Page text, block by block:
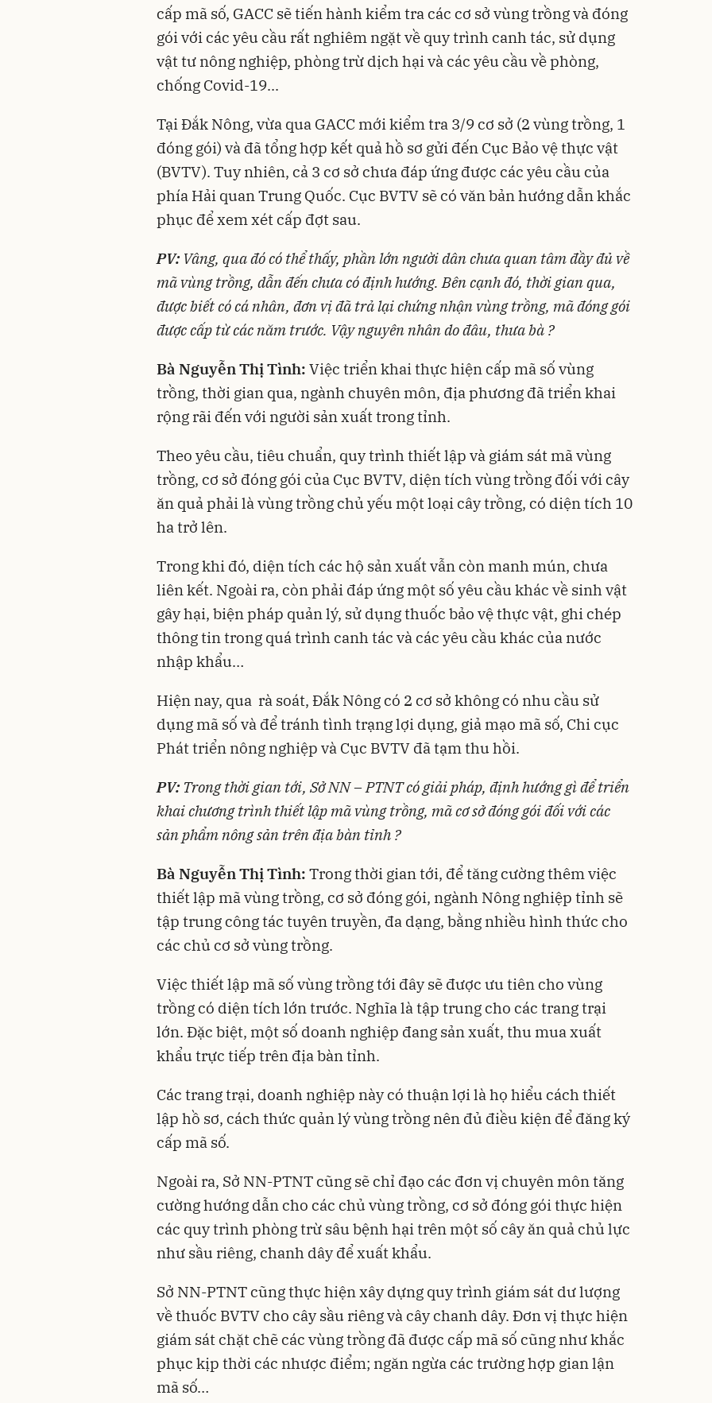
cấp mã số, GACC sẽ tiến hành kiểm tra các cơ sở vùng trồng và đóng
gói với các yêu cầu rất nghiêm ngặt về quy trình canh tác, sử dụng
vật tư nông nghiệp, phòng trừ dịch hại và các yêu cầu về phòng,
chống Covid-19...
Tại Đắk Nông, vừa qua GACC mới kiểm tra 3/9 cơ sở (2 vùng trồng, 1
đóng gói) và đã tổng hợp kết quả hồ sơ gửi đến Cục Bảo vệ thực vật
(BVTV). Tuy nhiên, cả 3 cơ sở chưa đáp ứng được các yêu cầu của
phía Hải quan Trung Quốc. Cục BVTV sẽ có văn bản hướng dẫn khắc
phục để xem xét cấp đợt sau.
PV: Vâng, qua đó có thể thấy, phần lớn người dân chưa quan tâm đầy đủ về
mã vùng trồng, dẫn đến chưa có định hướng. Bên cạnh đó, thời gian qua,
được biết có cá nhân, đơn vị đã trả lại chứng nhận vùng trồng, mã đóng gói
được cấp từ các năm trước. Vậy nguyên nhân do đâu, thưa bà ?
Bà Nguyễn Thị Tình: Việc triển khai thực hiện cấp mã số vùng
trồng, thời gian qua, ngành chuyên môn, địa phương đã triển khai
rộng rãi đến với người sản xuất trong tỉnh.
Theo yêu cầu, tiêu chuẩn, quy trình thiết lập và giám sát mã vùng
trồng, cơ sở đóng gói của Cục BVTV, diện tích vùng trồng đối với cây
ăn quả phải là vùng trồng chủ yếu một loại cây trồng, có diện tích 10
ha trở lên.
Trong khi đó, diện tích các hộ sản xuất vẫn còn manh mún, chưa
liên kết. Ngoài ra, còn phải đáp ứng một số yêu cầu khác về sinh vật
gây hại, biện pháp quản lý, sử dụng thuốc bảo vệ thực vật, ghi chép
thông tin trong quá trình canh tác và các yêu cầu khác của nước
nhập khẩu…
Hiện nay, qua rà soát, Đắk Nông có 2 cơ sở không có nhu cầu sử
dụng mã số và để tránh tình trạng lợi dụng, giả mạo mã số, Chi cục
Phát triển nông nghiệp và Cục BVTV đã tạm thu hồi.
PV: Trong thời gian tới, Sở NN – PTNT có giải pháp, định hướng gì để triển
khai chương trình thiết lập mã vùng trồng, mã cơ sở đóng gói đối với các
sản phẩm nông sản trên địa bàn tỉnh ?
Bà Nguyễn Thị Tình: Trong thời gian tới, để tăng cường thêm việc
thiết lập mã vùng trồng, cơ sở đóng gói, ngành Nông nghiệp tỉnh sẽ
tập trung công tác tuyên truyền, đa dạng, bằng nhiều hình thức cho
các chủ cơ sở vùng trồng.
Việc thiết lập mã số vùng trồng tới đây sẽ được ưu tiên cho vùng
trồng có diện tích lớn trước. Nghĩa là tập trung cho các trang trại
lớn. Đặc biệt, một số doanh nghiệp đang sản xuất, thu mua xuất
khẩu trực tiếp trên địa bàn tỉnh.
Các trang trại, doanh nghiệp này có thuận lợi là họ hiểu cách thiết
lập hồ sơ, cách thức quản lý vùng trồng nên đủ điều kiện để đăng ký
cấp mã số.
Ngoài ra, Sở NN-PTNT cũng sẽ chỉ đạo các đơn vị chuyên môn tăng
cường hướng dẫn cho các chủ vùng trồng, cơ sở đóng gói thực hiện
các quy trình phòng trừ sâu bệnh hại trên một số cây ăn quả chủ lực
như sầu riêng, chanh dây để xuất khẩu.
Sở NN-PTNT cũng thực hiện xây dựng quy trình giám sát dư lượng
về thuốc BVTV cho cây sầu riêng và cây chanh dây. Đơn vị thực hiện
giám sát chặt chẽ các vùng trồng đã được cấp mã số cũng như khắc
phục kịp thời các nhược điểm; ngăn ngừa các trường hợp gian lận
mã số…